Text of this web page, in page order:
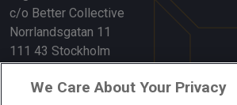
c/o Better Collective
Norrlandsgatan 11
111 43 Stockholm
Länkar
We Care About Your Privacy